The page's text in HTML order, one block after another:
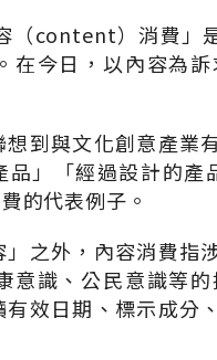
（content）消費」
在今日，以內容為
到與文化創意產業
」「經過設計的
的代表例子。
之外，內容消費指
意識、公民意識等
效日期、標示成分